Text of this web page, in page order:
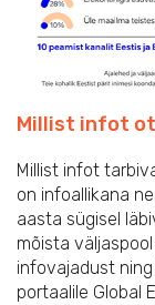
Millist infot
Millist infot
on infoallikana
aasta sügisel
mõista
infovajadust
portaalile Global